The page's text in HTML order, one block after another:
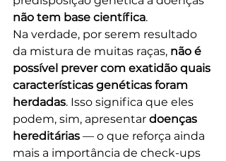
não tem base científica.
Na verdade, por serem resultado
da mistura de muitas raças, não é
possível prever com exatidão quais
características genéticas foram
herdadas. Isso significa que eles
podem, sim, apresentar doenças
hereditárias — o que reforça ainda
mais a importância de check-ups